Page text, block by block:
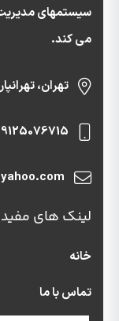
سیستمهای
می کند.
تهران، تهرانپارس،190
لینک های مفید
خانه
تماس با ما